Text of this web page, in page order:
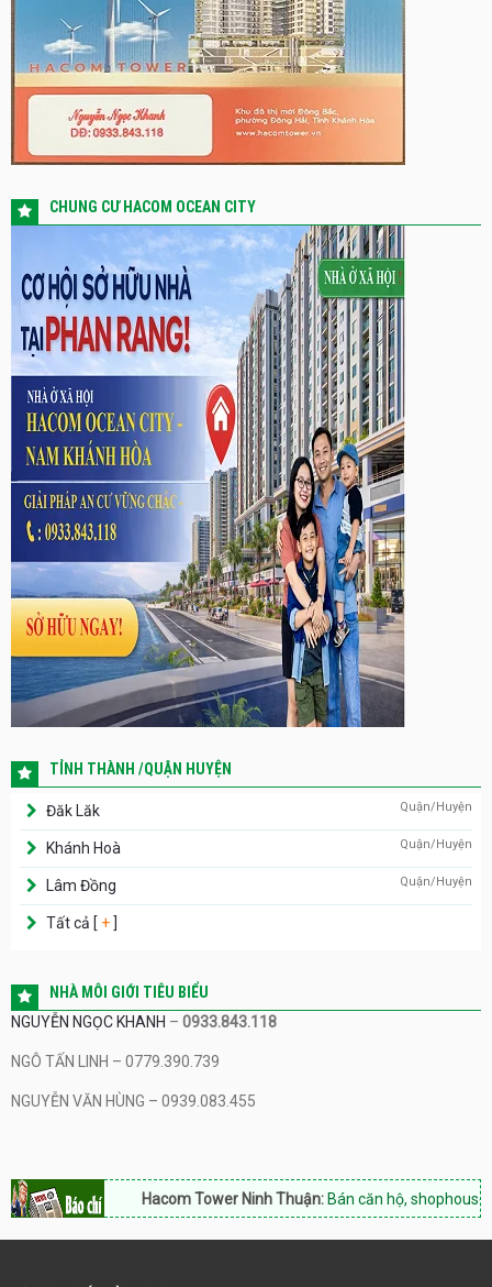
CHUNG CƯ HACOM OCEAN CITY
TỈNH THÀNH /QUẬN HUYỆN
Đăk Lăk Quận/Huyện
Khánh Hoà Quận/Huyện
Lâm Đồng Quận/Huyện
Tất cả [ + ]
NHÀ MÔI GIỚI TIÊU BIỂU
NGUYỄN NGỌC KHANH – 0933.843.118
NGÔ TẤN LINH – 0779.390.739
NGUYỄN VĂN HÙNG – 0939.083.455
Hacom Tower Ninh Thuận:Bán căn hộ, shophouse,